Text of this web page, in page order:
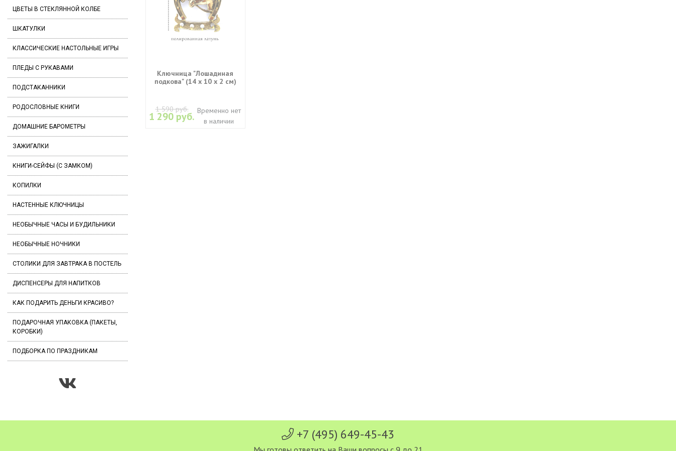
ЦВЕТЫ В СТЕКЛЯННОЙ КОЛБЕ
ШКАТУЛКИ
КЛАССИЧЕСКИЕ НАСТОЛЬНЫЕ ИГРЫ
ПЛЕДЫ С РУКАВАМИ
ПОДСТАКАННИКИ
РОДОСЛОВНЫЕ КНИГИ
ДОМАШНИЕ БАРОМЕТРЫ
ЗАЖИГАЛКИ
КНИГИ-СЕЙФЫ (С ЗАМКОМ)
КОПИЛКИ
НАСТЕННЫЕ КЛЮЧНИЦЫ
НЕОБЫЧНЫЕ ЧАСЫ И БУДИЛЬНИКИ
НЕОБЫЧНЫЕ НОЧНИКИ
СТОЛИКИ ДЛЯ ЗАВТРАКА В ПОСТЕЛЬ
ДИСПЕНСЕРЫ ДЛЯ НАПИТКОВ
КАК ПОДАРИТЬ ДЕНЬГИ КРАСИВО?
ПОДАРОЧНАЯ УПАКОВКА (ПАКЕТЫ,
КОРОБКИ)
ПОДБОРКА ПО ПРАЗДНИКАМ
Ключница "Лошадиная
подкова" (14 х 10 х 2 см)
1 590 руб.
1 290 руб. Временно нет
в наличии
+7 (495) 649-45-43